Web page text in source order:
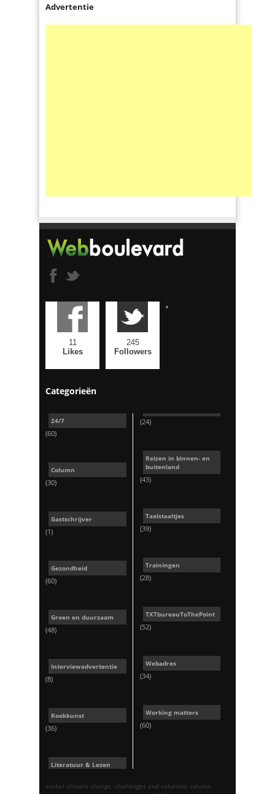
Advertentie
11
Likes
245
Followers
Categorieën
24/7
(60)
Column
(30)
Gastschrijver
(1)
Gezondheid
(60)
Groen en duurzaam
(48)
Interviewadvertentie
(8)
Kookkunst
(36)
Literatuur & Lezen
(24)
Reizen in binnen- en
buitenland
(43)
Taalstaaltjes
(39)
Trainingen
(28)
TXTbureauToThePoint
(52)
Webadres
(34)
Working matters
(60)
artikel climate change: challenges and solutions column